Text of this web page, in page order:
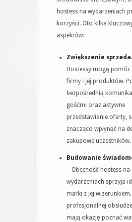
hostess na wydarzeniach
korzyści. Oto kilka
aspektów:
Zwiększenie
Hostessy mogą
firmy i jej produktów.
bezpośrednią
gośćmi oraz aktywne
przedstawianie oferty,
znacząco wpłynąć na
zakupowe uczestników.
Budowanie
– Obecność hostess na
wydarzeniach sprzyja
marki z jej
profesjonalnej
mają okazję poznać